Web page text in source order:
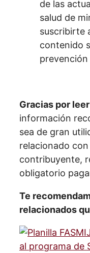
de las
salud de
suscribirte
contenido
prevención
Gracias por leer
información
sea de gran
relacionado con
contribuyente,
obligatorio
Te
relacionados